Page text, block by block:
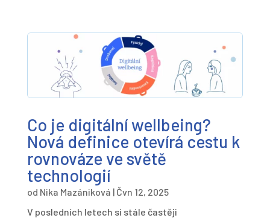
Co je digitální wellbeing?
Nová definice otevírá cestu k
rovnováze ve světě
technologií
od Nika Mazániková | Čvn 12, 2025
V posledních letech si stále častěji